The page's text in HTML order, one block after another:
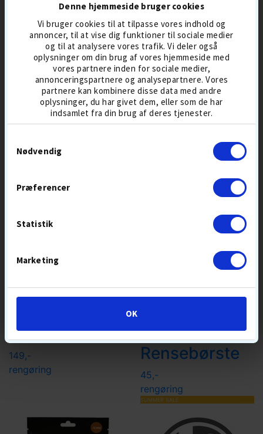
Denne hjemmeside bruger cookies
Vi bruger cookies til at tilpasse vores indhold og
annoncer, til at vise dig funktioner til sociale medier
og til at analysere vores trafik. Vi deler også
oplysninger om din brug af vores hjemmeside med
vores partnere inden for sociale medier,
annonceringspartnere og analysepartnere. Vores
partnere kan kombinere disse data med andre
oplysninger, du har givet dem, eller som de har
indsamlet fra din brug af deres tjenester.
Nødvendig
Præferencer
Statistik
Marketing
OK
Populært golfudstyr
Golf Gear
Pro
149,-
rengøring
Out of
3-in-one
Rensebørste
45,-
rengøring
SUMMER SALE